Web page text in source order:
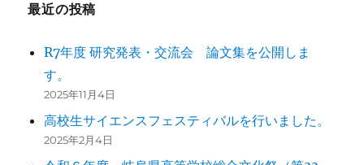
最近の投稿
R7年度 研究発表・交流会 論文集を公開しま
す。
2025年11月4日
高校生サイエンスフェスティバルを行いました。
2025年2月4日